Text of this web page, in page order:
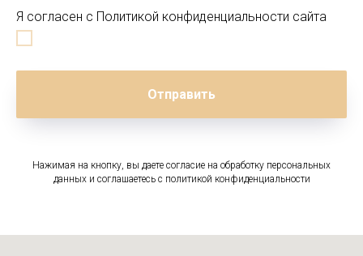
Я согласен с Политикой конфиденциальности сайта
Отправить
Нажимая на кнопку, вы даете согласие на обработку персональных
данных и соглашаетесь c политикой конфиденциальности